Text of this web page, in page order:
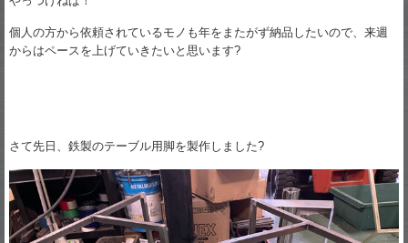
個人の方から依頼されているモノも年をまたがず納品したいので、来週
からはペースを上げていきたいと思います?
さて先日、鉄製のテーブル用脚を製作しました?